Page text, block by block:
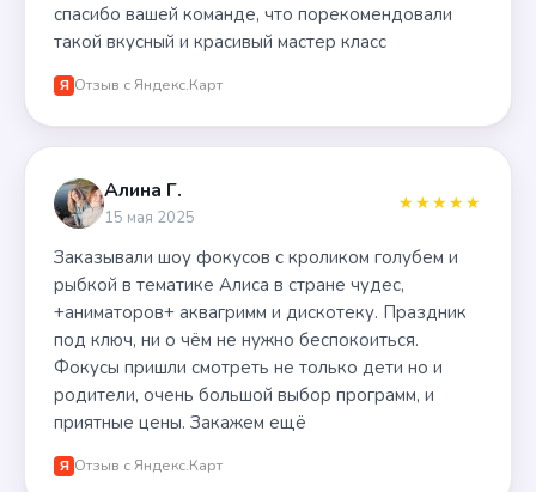
спасибо вашей команде, что порекомендовали
такой вкусный и красивый мастер класс
Я Отзыв с Яндекс.Карт
Алина Г.
15 мая 2025
★★★★★
Заказывали шоу фокусов с кроликом голубем и
рыбкой в тематике Алиса в стране чудес,
+аниматоров+ аквагримм и дискотеку. Праздник
под ключ, ни о чём не нужно беспокоиться.
Фокусы пришли смотреть не только дети но и
родители, очень большой выбор программ, и
приятные цены. Закажем ещё
Я Отзыв с Яндекс.Карт